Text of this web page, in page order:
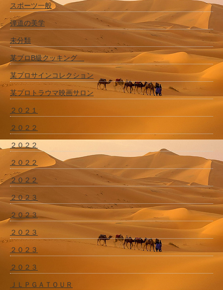
スポーツ一般
弾道の美学
未分類
某プロB級クッキング
某プロサインコレクション
某プロトラウマ映画サロン
２０２１
２０２２
２０２２
２０２２
２０２２
２０２３
２０２３
２０２３
２０２３
２０２３
ＪＬＰＧＡＴＯＵＲ